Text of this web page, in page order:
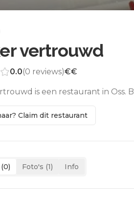
vertrouwd
0.0(0 reviews)€€
is een restaurant in Oss.
Claim dit restaurant
0) Foto's (1) Info